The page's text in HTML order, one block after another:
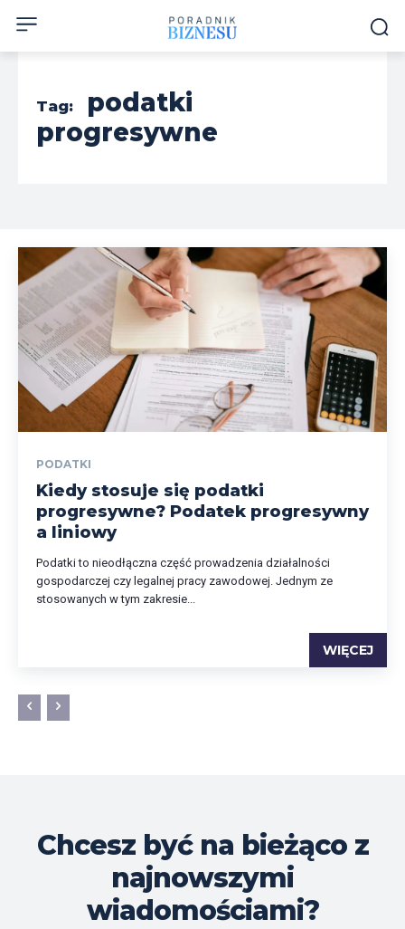
Tag:
podatki
progresywne
PODATKI
Kiedy stosuje się podatki
progresywne? Podatek progresywny
a liniowy
Podatki to nieodłączna część prowadzenia działalności
gospodarczej czy legalnej pracy zawodowej. Jednym ze
stosowanych w tym zakresie...
WIĘCEJ
Chcesz być na bieżąco z
najnowszymi
wiadomościami?